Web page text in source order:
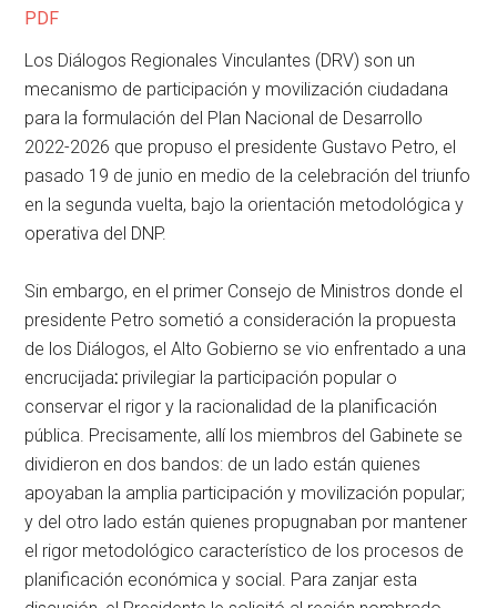
PDF
Los Diálogos Regionales Vinculantes (DRV) son un
mecanismo de participación y movilización ciudadana
para la formulación del Plan Nacional de Desarrollo
2022-2026 que propuso el presidente Gustavo Petro, el
pasado 19 de junio en medio de la celebración del triunfo
en la segunda vuelta, bajo la orientación metodológica y
operativa del DNP.
Sin embargo, en el primer Consejo de Ministros donde el
presidente Petro sometió a consideración la propuesta
de los Diálogos, el Alto Gobierno se vio enfrentado a una
encrucijada: privilegiar la participación popular o
conservar el rigor y la racionalidad de la planificación
pública. Precisamente, allí los miembros del Gabinete se
dividieron en dos bandos: de un lado están quienes
apoyaban la amplia participación y movilización popular;
y del otro lado están quienes propugnaban por mantener
el rigor metodológico característico de los procesos de
planificación económica y social. Para zanjar esta